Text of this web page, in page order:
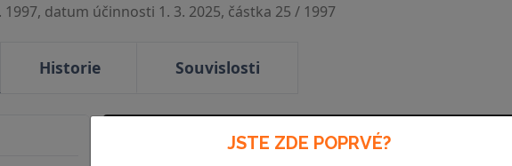
1997, datum účinnosti 1. 3. 2025, částka 25 / 1997
Historie Souvislosti
od 1. 3. 2025
JSTE ZDE POPRVÉ?